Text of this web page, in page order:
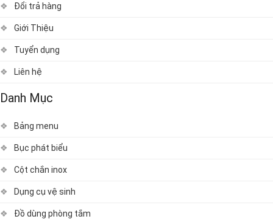
Đổi trả hàng
Giới Thiệu
Tuyển dụng
Liên hệ
Danh Mục
Bảng menu
Bục phát biểu
Cột chắn inox
Dụng cụ vệ sinh
Đồ dùng phòng tắm